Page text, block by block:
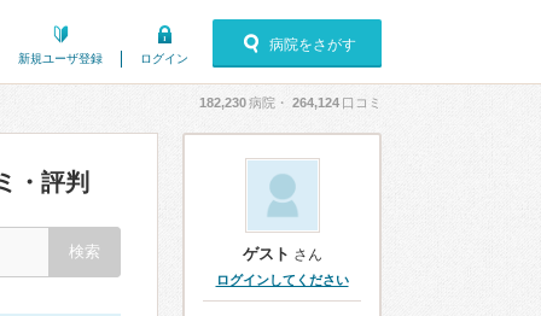
新規ユーザ登録 ログイン
病院をさがす
182,230病院・ 264,124 口コミ
・評判
ゲスト さん
ログインしてください